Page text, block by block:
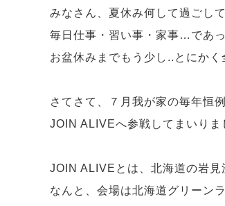
みなさん、夏休み何して過ごし
毎日仕事・習い事・家事…であ
お盆休みまでもう少し..とにかく
さてさて、７月我が家の毎年恒
JOIN ALIVEへ参戦してまいりま
JOIN ALIVEとは、北海道の岩
なんと、会場は北海道グリーン